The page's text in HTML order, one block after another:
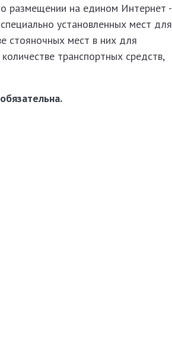
размещении на едином Интернет -
установленных мест для
стояночных мест в них для
транспортных средств,